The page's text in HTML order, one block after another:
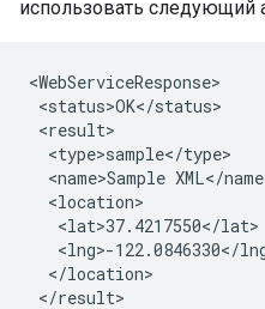
использовать следующий
<WebServiceResponse>
<status>OK</status>
<result>
  <type>sample</type>
<name>Sample XML</
  <location>
   <lat>37.4217550</lat>
<lng>-122.0846330</
  </location>
</result>